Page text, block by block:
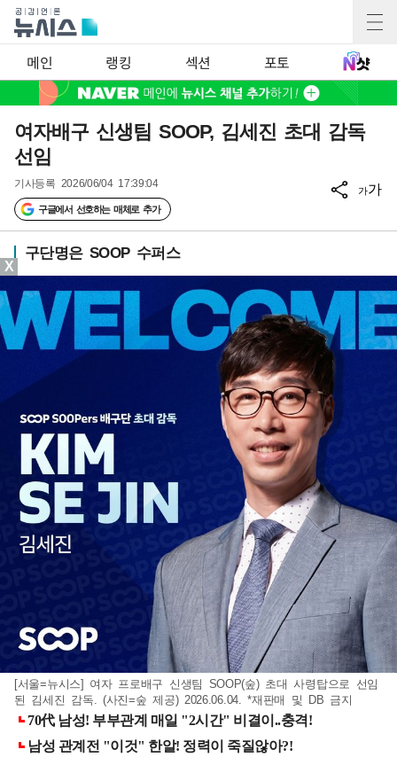
메인 랭킹 섹션 포토
여자배구 신생팀 SOOP, 김세진 초대 감독
선임
기사등록 2026/06/04 17:39:04
구글에서 선호하는 매체로 추가
가가
구단명은 SOOP 수퍼스
[서울=뉴시스] 여자 프로배구 신생팀 SOOP(숲) 초대 사령탑으로 선임
된 김세진 감독. (사진=숲 제공) 2026.06.04. *재판매 및 DB 금지
X